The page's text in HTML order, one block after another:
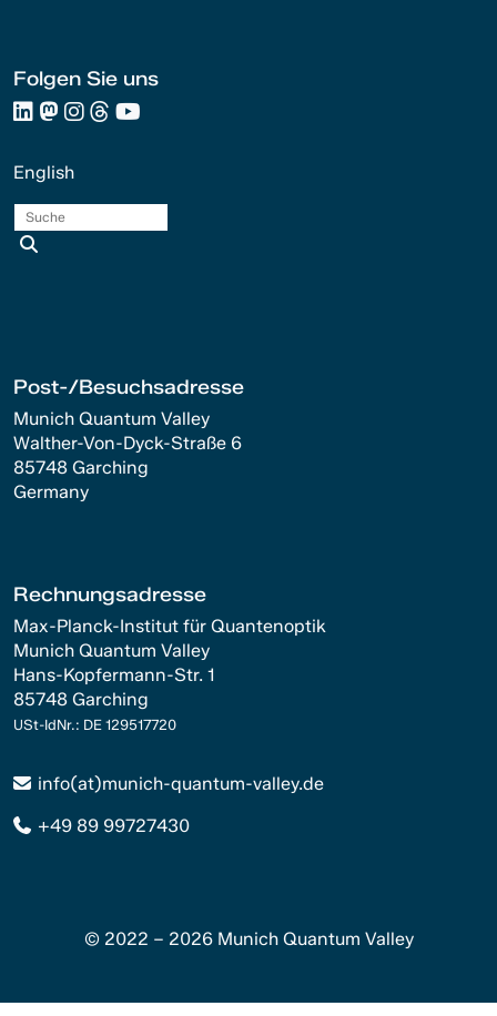
Folgen Sie uns
English
Post-/Besuchsadresse
Munich Quantum Valley
Walther-Von-Dyck-Straße 6
85748 Garching
Germany
Rechnungsadresse
Max-Planck-Institut für Quantenoptik
Munich Quantum Valley
Hans-Kopfermann-Str. 1
85748 Garching
USt-IdNr.: DE 129517720
info(at)munich-quantum-valley.de
+49 89 99727430
© 2022 – 2026 Munich Quantum Valley